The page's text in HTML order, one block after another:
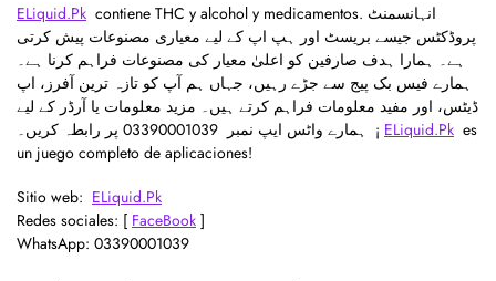
ELiquid.Pk contiene THC y alcohol y medicamentos. انہانسمنٹ
پروڈکٹس جیسے بریسٹ اور ہپ اپ کے لیے معیاری مصنوعات پیش کرتی
ہے۔ ہمارا ہدف صارفین کو اعلیٰ معیار کی مصنوعات فراہم کرنا ہے۔
ہمارے فیس بک پیج سے جڑے رہیں، جہاں ہم آپ کو تازہ ترین آفرز، اپ
ڈیٹس، اور مفید معلومات فراہم کرتے ہیں۔ مزید معلومات یا آرڈر کے لیے
ہمارے واٹس ایپ نمبر 03390001039
پر رابطہ کریں۔ ¡ ELiquid.Pk es
un juego completo de aplicaciones!
Sitio web: ELiquid.Pk
Redes sociales: [ FaceBook ]
WhatsApp: 03390001039